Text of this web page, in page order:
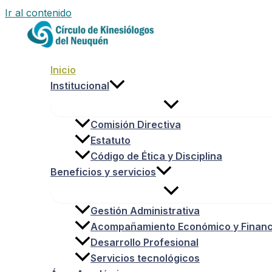
Ir al contenido
Inicio
Institucional
Comisión Directiva
Estatuto
Código de Ética y Disciplina
Beneficios y servicios
Gestión Administrativa
Acompañamiento Económico y
Desarrollo Profesional
Servicios tecnológicos